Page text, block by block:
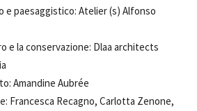
paesaggistico: Atelier (s) Alfonso
e la conservazione: Dlaa architects
Amandine Aubrée
Francesca Recagno, Carlotta Zenone,